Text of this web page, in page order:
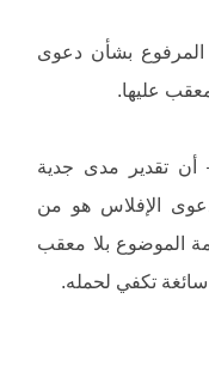
المرفوع بشأن دعوى
عليها.
تقدير مدى جدية
الإفلاس هو من
الموضوع بلا معقب
تكفي لحمله.